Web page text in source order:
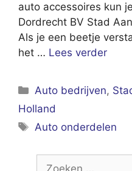
auto accessoires kun
Dordrecht BV Stad
Als je een beetje
het … Lees verder
Categorieën
Auto bedrijven,
Holland
Tags
Auto onderdelen
Zoek